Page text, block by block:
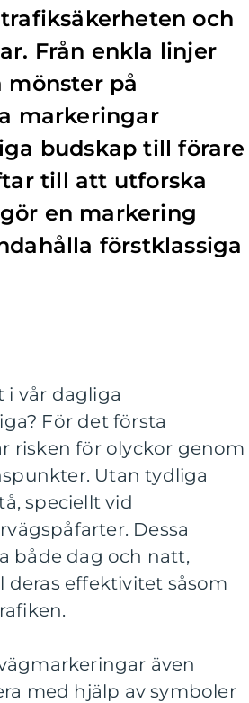
och
Från enkla linjer
på
markeringar
budskap till förare
till att utforska
en markering
förstklassiga
vår dagliga
För det första
risken för olyckor genom
Utan tydliga
speciellt vid
Dessa
både dag och natt,
effektivitet såsom
även
med hjälp av symboler